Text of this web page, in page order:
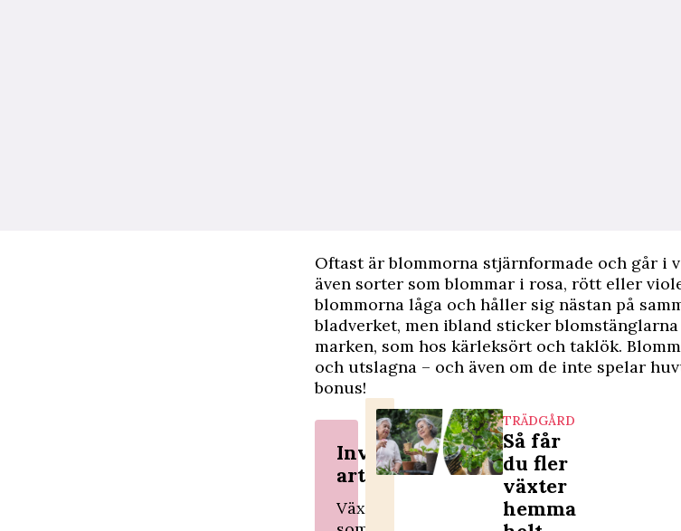
Oftast är blommorna stjärn­formade och går i
även sorter som blommar i rosa, rött eller
blommorna låga och håller sig nästan på
bladverket, men ibland sticker
marken, som hos kärleksört och taklök.
och utslagna – och även om de inte spelar
bonus!
Invasiva
arter
Växter
TRÄDGÅRD
Så får
du fler
växter
hemma